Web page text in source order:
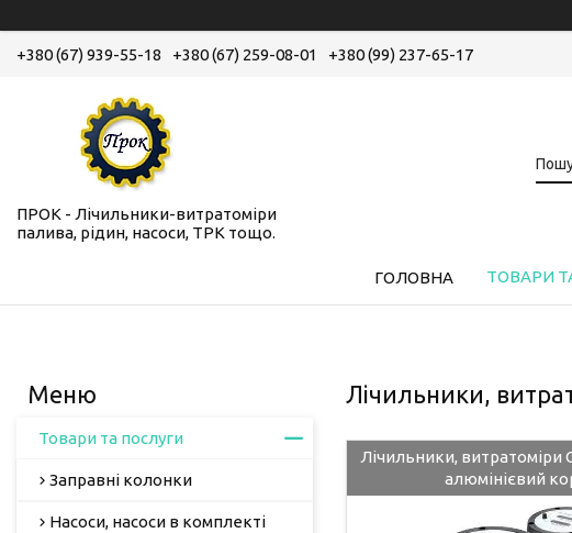
+380 (67) 939-55-18 +380 (67) 259-08-01 +380 (99) 237-65-17
ПРОК - Лічильники-витратоміри
палива, рідин, насоси, ТРК тощо.
ГОЛОВНА ТОВАРИ
Лічильники,
Лічильники, витратоміри
алюмінієвий
Товари та послуги
Заправні колонки
Насоси, насоси в комплекті